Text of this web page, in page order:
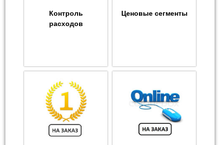
Контроль
расходов
Ценовые сегменты